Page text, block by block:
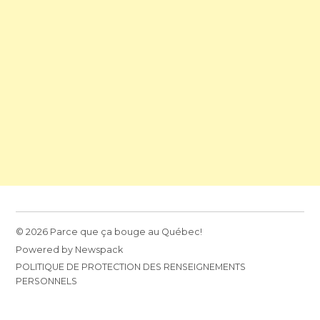
© 2026 Parce que ça bouge au Québec!
Powered by Newspack
POLITIQUE DE PROTECTION DES RENSEIGNEMENTS
PERSONNELS